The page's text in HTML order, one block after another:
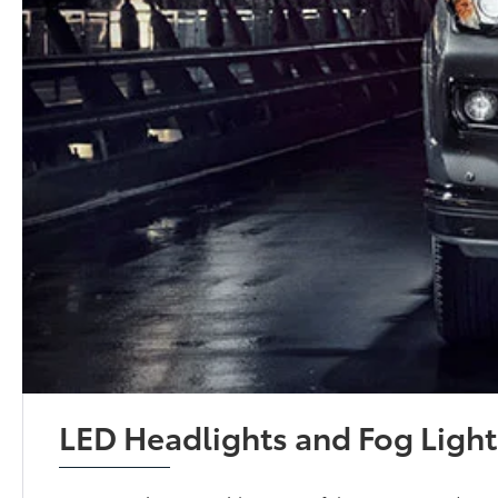
LED Headlights and Fog